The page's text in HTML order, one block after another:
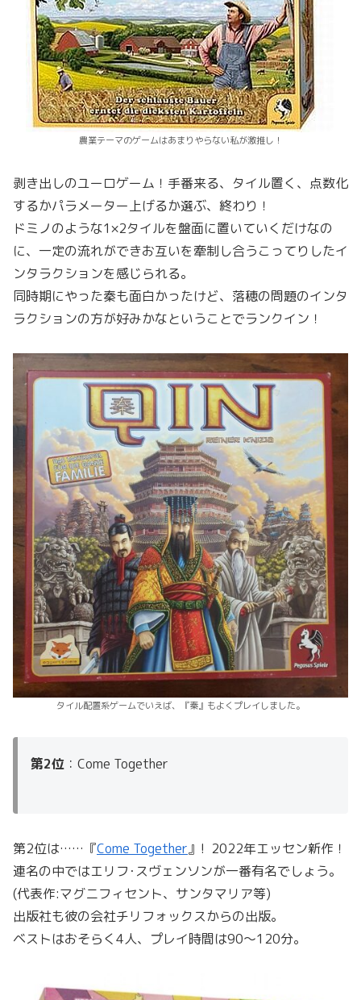
農業テーマのゲームはあまりやらない私が激推し！
剥き出しのユーロゲーム！手番来る、タイル置く、点数化
するかパラメーター上げるか選ぶ、終わり！
ドミノのような1×2タイルを盤面に置いていくだけなの
に、一定の流れができお互いを牽制し合うこってりしたイ
ンタラクションを感じられる。
同時期にやった秦も面白かったけど、落穂の問題のインタ
ラクションの方が好みかなということでランクイン！
タイル配置系ゲームでいえば、『秦』もよくプレイしました。
第2位 ：Come Together
第2位は……『Come Together』! 2022年エッセン新作！
連名の中ではエリフ･スヴェンソンが一番有名でしょう。
(代表作:マグニフィセント、サンタマリア等)
出版社も彼の会社チリフォックスからの出版。
ベストはおそらく4人、プレイ時間は90～120分。